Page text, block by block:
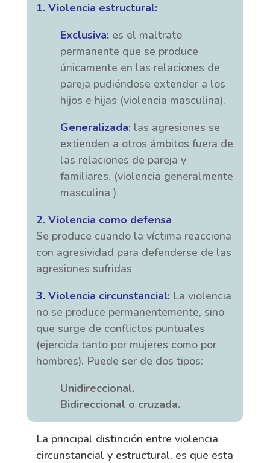
1. Violencia estructural:
Exclusiva: es el maltrato
permanente que se produce
únicamente en las relaciones de
pareja pudiéndose extender a los
hijos e hijas (violencia masculina).
Generalizada: las agresiones se
extienden a otros ámbitos fuera de
las relaciones de pareja y
familiares. (violencia generalmente
masculina )
2. Violencia como defensa
Se produce cuando la víctima reacciona
con agresividad para defenderse de las
agresiones sufridas
3. Violencia circunstancial:La violencia
no se produce permanentemente, sino
que surge de conflictos puntuales
(ejercida tanto por mujeres como por
hombres). Puede ser de dos tipos:
Unidireccional.
Bidireccional o cruzada.
La principal distinción entre violencia
circunstancial y estructural, es que esta